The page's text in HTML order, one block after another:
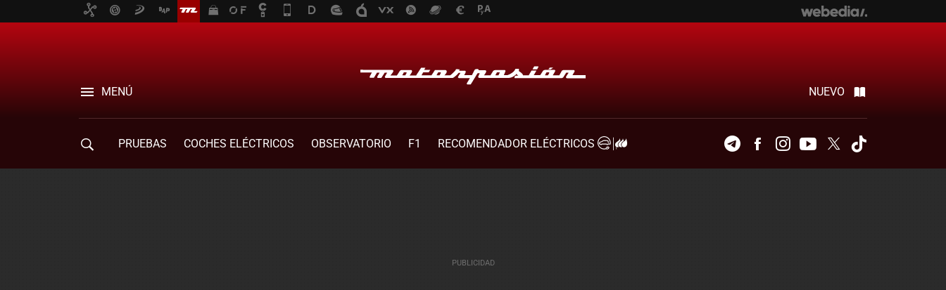
MENÚ NUEVO
PRUEBAS COCHES ELÉCTRICOS OBSERVATORIO F1
RECOMENDADOR ELÉCTRICOS
TelegramFacebookInstagramYoutubeTwitter